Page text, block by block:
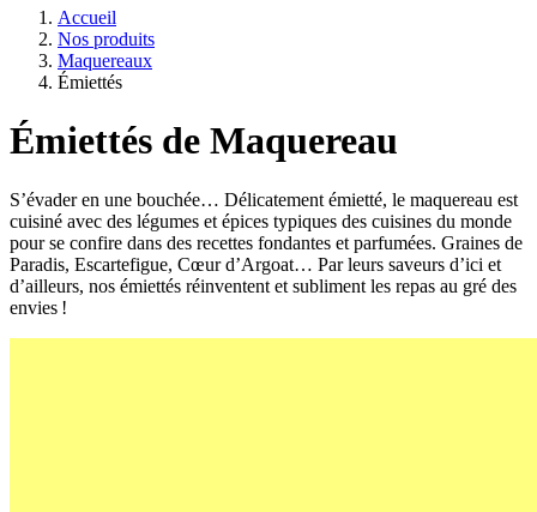
Accueil
Nos produits
Maquereaux
Émiettés
Émiettés de Maquereau
S’évader en une bouchée… Délicatement émietté, le maquereau est
cuisiné avec des légumes et épices typiques des cuisines du monde
pour se confire dans des recettes fondantes et parfumées. Graines de
Paradis, Escartefigue, Cœur d’Argoat… Par leurs saveurs d’ici et
d’ailleurs, nos émiettés réinventent et subliment les repas au gré des
envies !